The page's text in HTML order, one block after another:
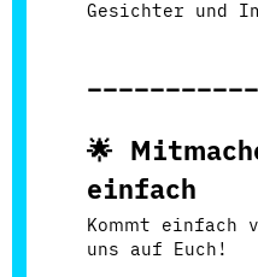
Gesichter und
🌟
einfach
Kommt einfach
uns auf Euch!